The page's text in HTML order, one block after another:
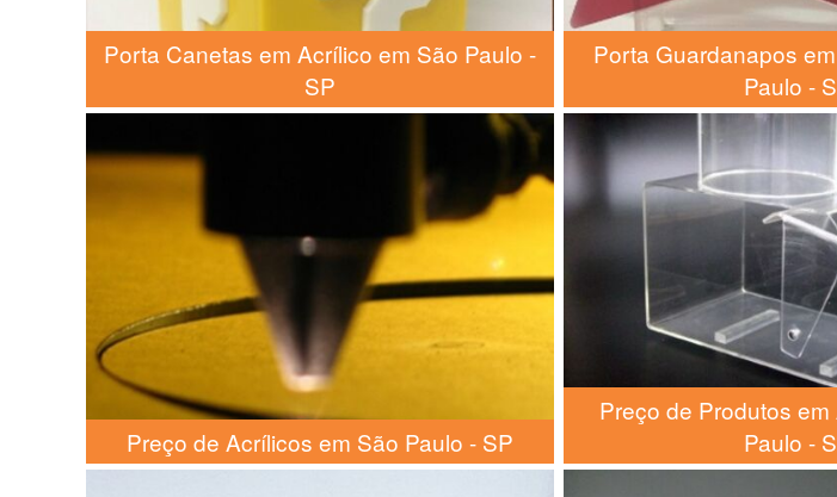
Porta Canetas em Acrílico em São Paulo -
SP
Porta Guardanapos
Paulo -
Preço de Acrílicos em São Paulo - SP
Preço de Produtos
Paulo -